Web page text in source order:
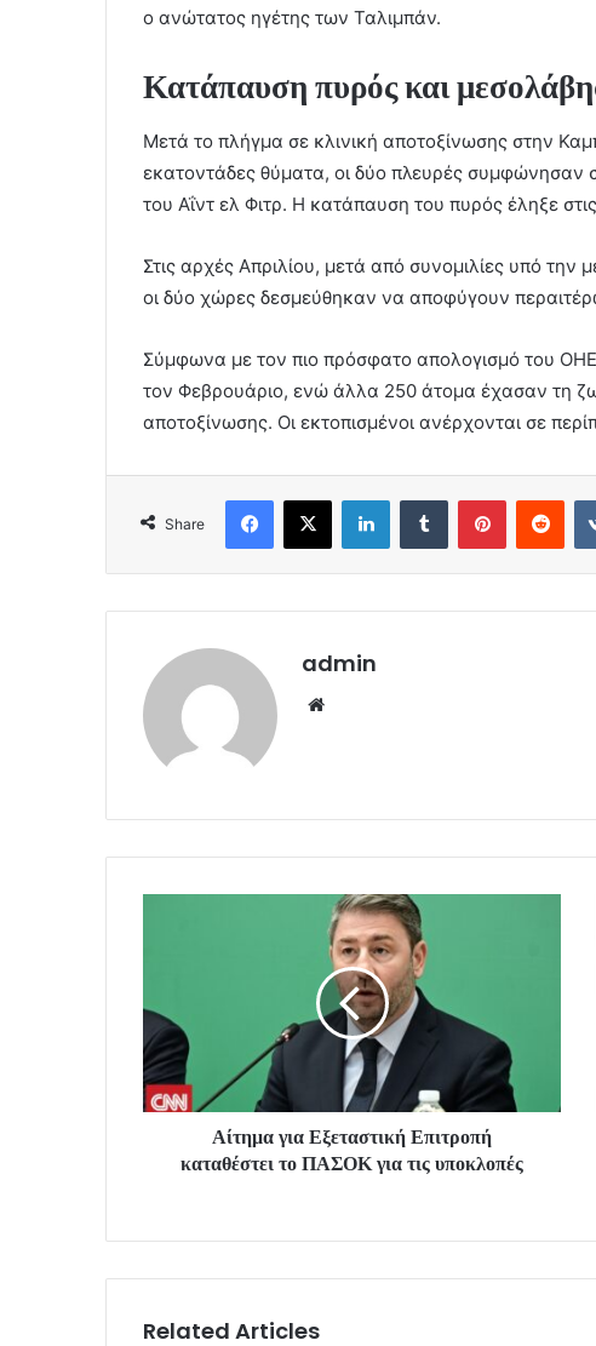
ο ανώτατος ηγέτης των Ταλιμπάν.
Κατάπαυση πυρός και
Μετά το πλήγμα σε κλινική αποτοξίνωσης στην
εκατοντάδες θύματα, οι δύο πλευρές συμφώνησαν
του Αΐντ ελ Φιτρ. Η κατάπαυση του πυρός έληξε
Στις αρχές Απριλίου, μετά από συνομιλίες υπό
οι δύο χώρες δεσμεύθηκαν να αποφύγουν
Σύμφωνα με τον πιο πρόσφατο απολογισμό του
τον Φεβρουάριο, ενώ άλλα 250 άτομα έχασαν τη
αποτοξίνωσης. Οι εκτοπισμένοι ανέρχονται σε
Share
Facebook
X LinkedInTumblr Pinterest
admin
Αίτημα για Εξεταστική Επιτροπή
καταθέστει το ΠΑΣΟΚ για τις υποκλοπές
Related Articles